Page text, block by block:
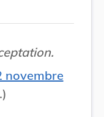
novembre